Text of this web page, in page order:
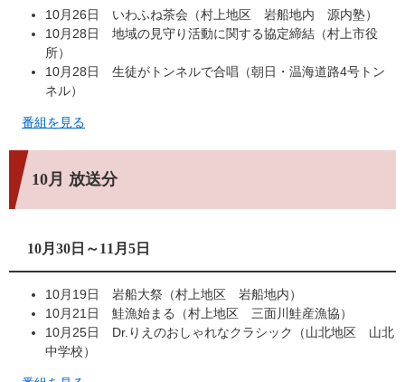
10月26日 いわふね茶会（村上地区 岩船地内 源内塾）
10月28日 地域の見守り活動に関する協定締結（村上市役
所）
10月28日 生徒がトンネルで合唱（朝日・温海道路4号トン
ネル）
番組を見る
10月 放送分
10月30日～11月5日
10月19日 岩船大祭（村上地区 岩船地内）
10月21日 鮭漁始まる（村上地区 三面川鮭産漁協）
10月25日 Dr.りえのおしゃれなクラシック（山北地区 山北
中学校）